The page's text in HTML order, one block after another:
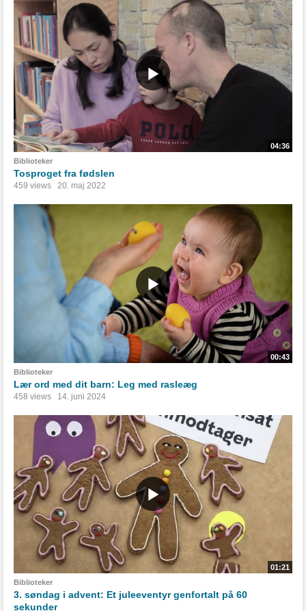
04:36
Biblioteker
Tosproget fra fødslen
459 views 20. maj 2022
00:43
Biblioteker
Lær ord med dit barn: Leg med rasleæg
458 views 14. juni 2024
01:21
Biblioteker
3. søndag i advent: Et juleeventyr genfortalt på 60
sekunder